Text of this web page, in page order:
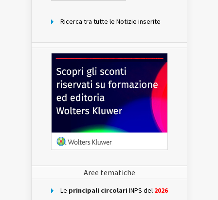
Ricerca tra tutte le Notizie inserite
Aree tematiche
Le principali circolari INPS del 2026